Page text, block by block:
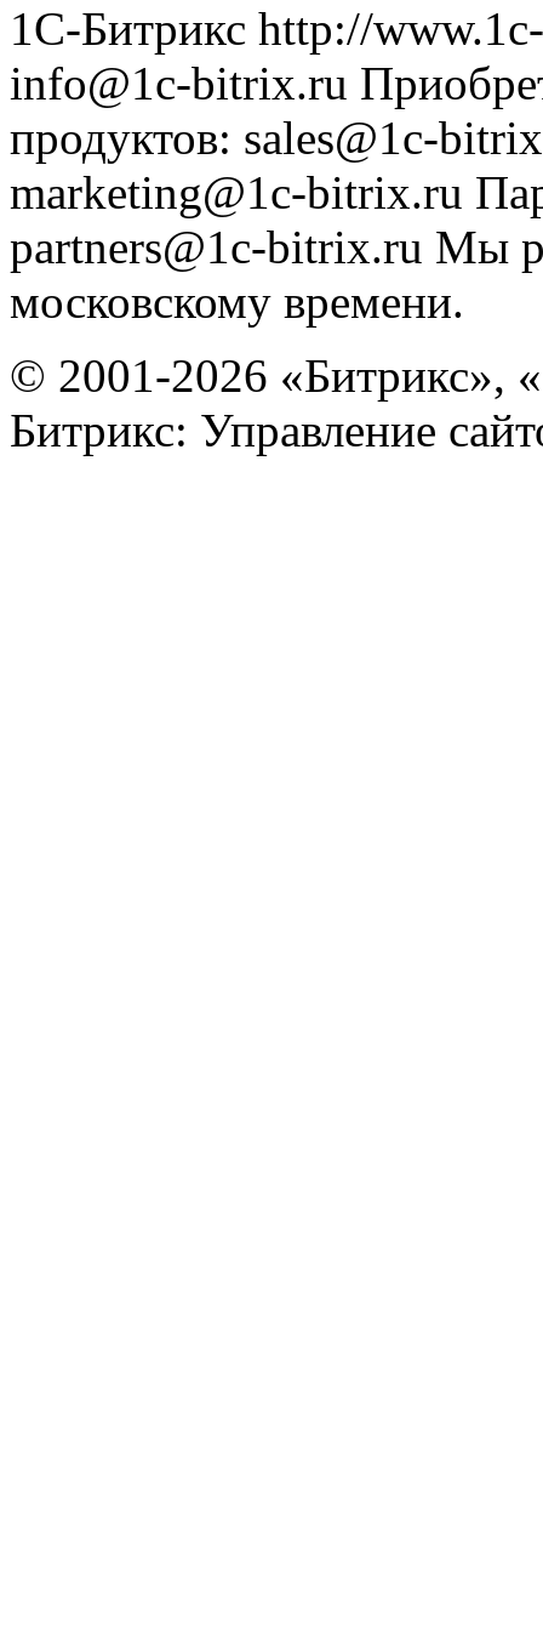
1С-Битрикс http://
info@1c-bitrix.ru
продуктов: sales@1c-
marketing@1c-bitrix.ru
partners@1c-bitrix.ru Мы
московскому времени.
© 2001-2026 «Битрикс»,
Битрикс: Управление